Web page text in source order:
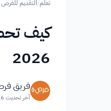
تعلم/التقديم للفرص
كيف
2026
فريق
آخر تحديث